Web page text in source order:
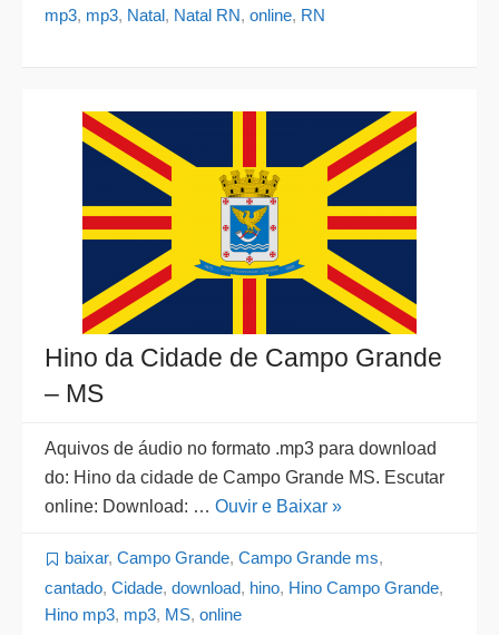
mp3, mp3, Natal, Natal RN, online, RN
Hino da Cidade de Campo Grande
– MS
Aquivos de áudio no formato .mp3 para download
do: Hino da cidade de Campo Grande MS. Escutar
online: Download: … Ouvir e Baixar »
baixar, Campo Grande, Campo Grande ms,
cantado, Cidade, download, hino, Hino Campo Grande,
Hino mp3, mp3, MS, online